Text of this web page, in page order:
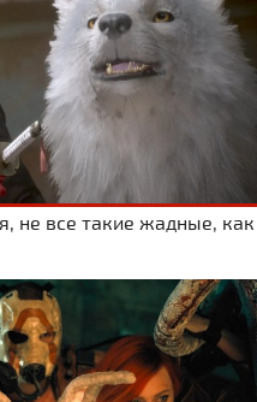
не все такие жадные, как